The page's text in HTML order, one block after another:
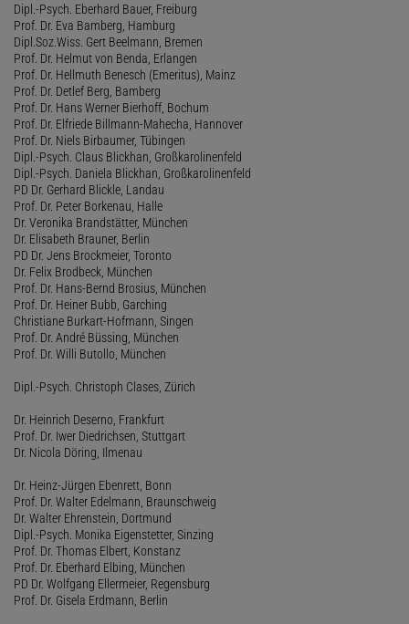
Dipl.-Psych. Eberhard Bauer, Freiburg
Prof. Dr. Eva Bamberg, Hamburg
Dipl.Soz.Wiss. Gert Beelmann, Bremen
Prof. Dr. Helmut von Benda, Erlangen
Prof. Dr. Hellmuth Benesch (Emeritus), Mainz
Prof. Dr. Detlef Berg, Bamberg
Prof. Dr. Hans Werner Bierhoff, Bochum
Prof. Dr. Elfriede Billmann-Mahecha, Hannover
Prof. Dr. Niels Birbaumer, Tübingen
Dipl.-Psych. Claus Blickhan, Großkarolinenfeld
Dipl.-Psych. Daniela Blickhan, Großkarolinenfeld
PD Dr. Gerhard Blickle, Landau
Prof. Dr. Peter Borkenau, Halle
Dr. Veronika Brandstätter, München
Dr. Elisabeth Brauner, Berlin
PD Dr. Jens Brockmeier, Toronto
Dr. Felix Brodbeck, München
Prof. Dr. Hans-Bernd Brosius, München
Prof. Dr. Heiner Bubb, Garching
Christiane Burkart-Hofmann, Singen
Prof. Dr. André Büssing, München
Prof. Dr. Willi Butollo, München
Dipl.-Psych. Christoph Clases, Zürich
Dr. Heinrich Deserno, Frankfurt
Prof. Dr. Iwer Diedrichsen, Stuttgart
Dr. Nicola Döring, Ilmenau
Dr. Heinz-Jürgen Ebenrett, Bonn
Prof. Dr. Walter Edelmann, Braunschweig
Dr. Walter Ehrenstein, Dortmund
Dipl.-Psych. Monika Eigenstetter, Sinzing
Prof. Dr. Thomas Elbert, Konstanz
Prof. Dr. Eberhard Elbing, München
PD Dr. Wolfgang Ellermeier, Regensburg
Prof. Dr. Gisela Erdmann, Berlin